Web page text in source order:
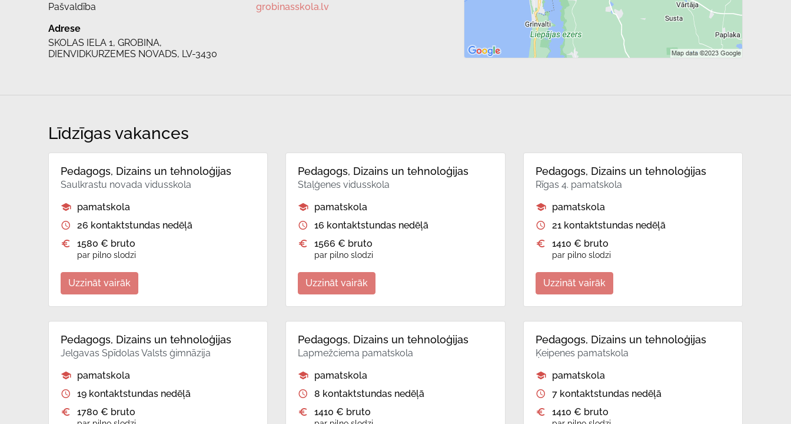
Pašvaldība
grobinasskola.lv
Adrese
SKOLAS IELA 1, GROBIŅA,
DIENVIDKURZEMES NOVADS, LV-3430
Līdzīgas vakances
Pedagogs, Dizains un tehnoloģijas
Saulkrastu novada vidusskola
pamatskola
26 kontaktstundas nedēļā
1580 € bruto
par pilno slodzi
Uzzināt vairāk
Pedagogs, Dizains un tehnoloģijas
Staļģenes vidusskola
pamatskola
16 kontaktstundas nedēļā
1566 € bruto
par pilno slodzi
Uzzināt vairāk
Pedagogs, Dizains un tehnoloģijas
Rīgas 4. pamatskola
pamatskola
21 kontaktstundas nedēļā
1410 € bruto
par pilno slodzi
Uzzināt vairāk
Pedagogs, Dizains un tehnoloģijas
Jelgavas Spīdolas Valsts ģimnāzija
pamatskola
19 kontaktstundas nedēļā
1780 € bruto
Pedagogs, Dizains un tehnoloģijas
Lapmežciema pamatskola
pamatskola
8 kontaktstundas nedēļā
1410 € bruto
Pedagogs, Dizains un tehnoloģijas
Ķeipenes pamatskola
pamatskola
7 kontaktstundas nedēļā
1410 € bruto